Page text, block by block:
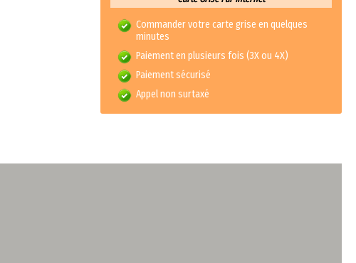
Commander votre carte grise en quelques
minutes
Paiement en plusieurs fois (3X ou 4X)
Paiement sécurisé
Appel non surtaxé